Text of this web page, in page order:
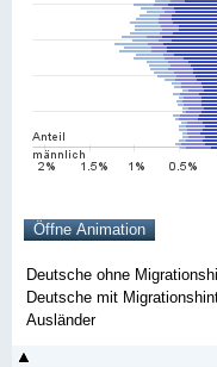
Deutsche ohne
Deutsche mit
Ausländer